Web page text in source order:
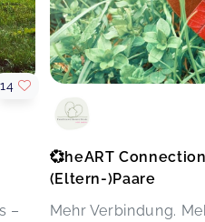
–
14
💞heART
(Eltern-)Paare
Mehr Verbindung.